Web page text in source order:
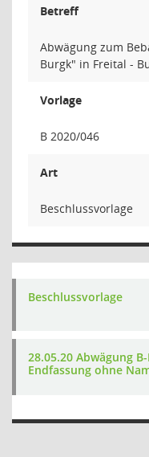
Betreff
Abwägung zum
Burgk" in Freital -
Vorlage
B 2020/046
Art
Beschlussvorlage
Beschlussvorlage
28.05.20 Abwägung
Endfassung ohne